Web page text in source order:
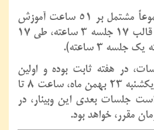
این «وبینار آموزشی»، مجموعاً مشتمل بر 51 ساعت آموزش
نظری و عملی است که در قالب 17 جلسه 3 ساعته، طی 17
3 ساعته).
در هفته ثابت بوده و اولین
جلسه این وبینار آموزشی، یکشنبه 23 بهمن ماه، ساعت 8 تا
جلسات بعدی این وبینار، در
مقرر، خواهد بود.